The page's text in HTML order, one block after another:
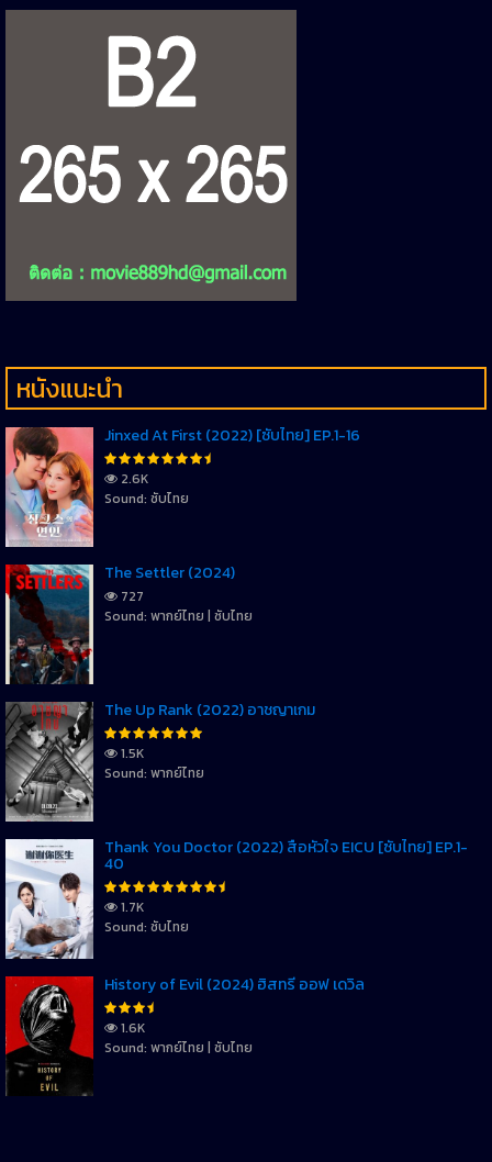
หนังแนะนำ
Jinxed At First (2022) [ซับไทย] EP.1-16
2.6K
Sound: ซับไทย
The Settler (2024)
727
Sound: พากย์ไทย | ซับไทย
The Up Rank (2022) อาชญาเกม
1.5K
Sound: พากย์ไทย
Thank You Doctor (2022) สื่อหัวใจ EICU [ซับไทย] EP.1-
40
1.7K
Sound: ซับไทย
History of Evil (2024) ฮิสทรี่ ออฟ เดวิล
1.6K
Sound: พากย์ไทย | ซับไทย